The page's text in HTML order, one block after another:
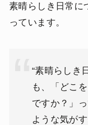
素晴らしき日常に
っています。
“素晴らしき
も、「どこ
ですか？」
ような気がす